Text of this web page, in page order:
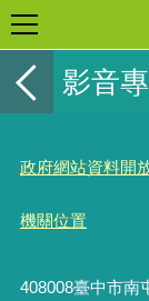
影音
政府網站資料開
機關位置
408008臺中市